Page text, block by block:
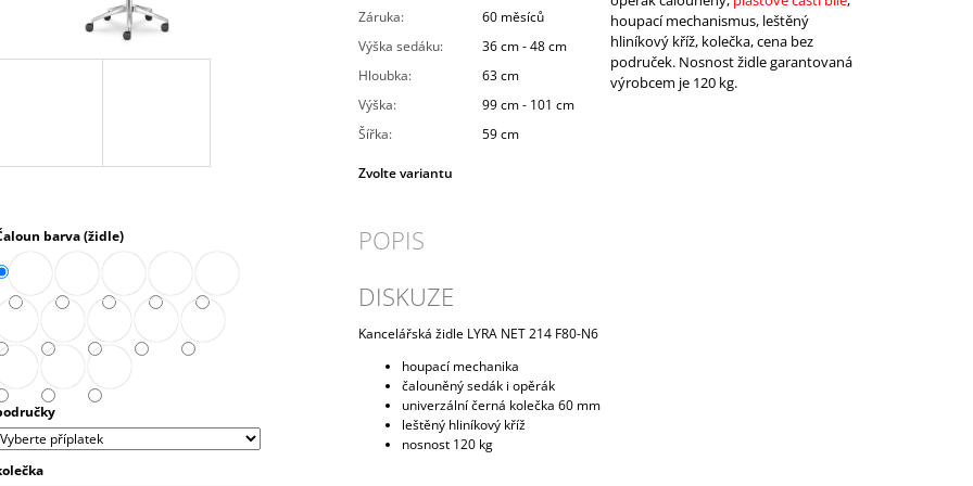
Záruka:
60 měsíců
Výška sedáku:
36 cm - 48 cm
Hloubka:
63 cm
Výška:
99 cm - 101 cm
Šířka: 59 cm
Zvolte variantu
houpací mechanismus, leštěný
hliníkový kříž, kolečka, cena bez
područek. Nosnost židle garantovaná
výrobcem je 120 kg.
barva (židle)
POPIS
DISKUZE
Kancelářská židle LYRA NET 214 F80-N6
houpací mechanika
čalouněný sedák i opěrák
univerzální černá kolečka 60 mm
leštěný hliníkový kříž
nosnost 120 kg
4 343,90 Kč
10 272,90 Kč